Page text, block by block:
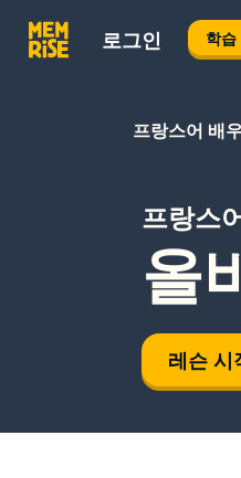
로그인 학습
프랑스어 배
프랑스
올
레슨 시